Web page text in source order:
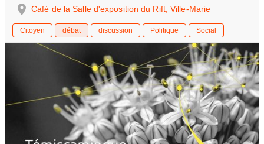
Café de la Salle d'exposition du Rift, Ville-Marie
Citoyen débat discussion Politique Social